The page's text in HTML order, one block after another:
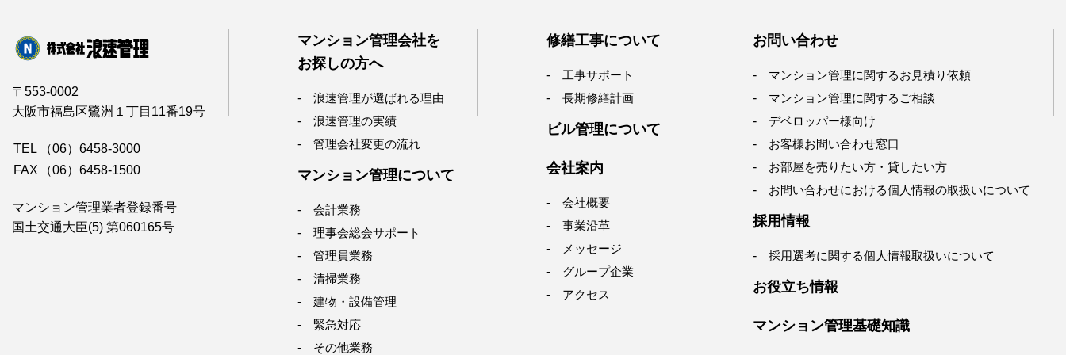
〒553-0002
大阪市福島区鷺洲１丁目11番19号
TEL
（06）6458-3000
FAX
（06）6458-1500
マンション管理業者登録番号
国土交通大臣(5) 第060165号
マンション管理会社を
お探しの方へ
浪速管理が選ばれる理由
浪速管理の実績
管理会社変更の流れ
マンション管理について
会計業務
理事会総会サポート
管理員業務
清掃業務
建物・設備管理
緊急対応
その他業務
修繕工事について
工事サポート
長期修繕計画
ビル管理について
会社案内
会社概要
事業沿革
メッセージ
グループ企業
アクセス
お問い合わせ
マンション管理に関するお見積り依頼
マンション管理に関するご相談
デベロッパー様向け
お客様お問い合わせ窓口
お部屋を売りたい方・貸したい方
お問い合わせにおける個人情報の取扱いについて
採用情報
採用選考に関する個人情報取扱いについて
お役立ち情報
マンション管理基礎知識